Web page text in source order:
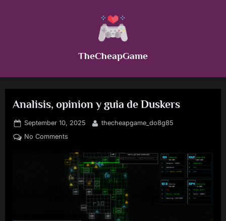
TheCheapGame
Analisis, opinion y guia de Duskers
Posted
on
September 10, 2025 By
thecheapgame_do8g85
No Commentson
opinion
y
guia
de